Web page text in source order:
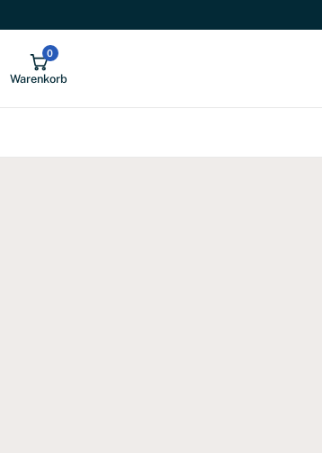
0
Warenkorb